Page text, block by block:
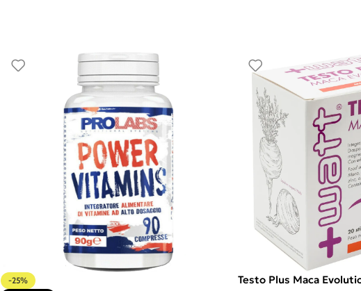
-25%
Testo Plus Maca